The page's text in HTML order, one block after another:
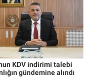
KDV indirimi talebi
gündemine alındı